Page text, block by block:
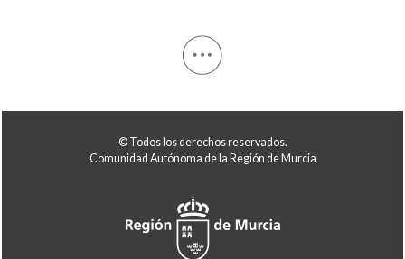
© Todos los derechos reservados.
Comunidad Autónoma de la Región de Murcia